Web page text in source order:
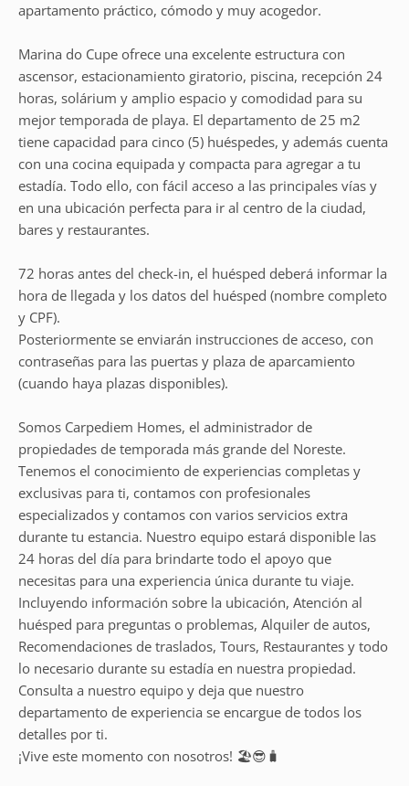
apartamento práctico, cómodo y muy acogedor.
Marina do Cupe ofrece una excelente estructura con
ascensor, estacionamiento giratorio, piscina, recepción 24
horas, solárium y amplio espacio y comodidad para su
mejor temporada de playa. El departamento de 25 m2
tiene capacidad para cinco (5) huéspedes, y además cuenta
con una cocina equipada y compacta para agregar a tu
estadía. Todo ello, con fácil acceso a las principales vías y
en una ubicación perfecta para ir al centro de la ciudad,
bares y restaurantes.
72 horas antes del check-in, el huésped deberá informar la
hora de llegada y los datos del huésped (nombre completo
y CPF).
Posteriormente se enviarán instrucciones de acceso, con
contraseñas para las puertas y plaza de aparcamiento
(cuando haya plazas disponibles).
Somos Carpediem Homes, el administrador de
propiedades de temporada más grande del Noreste.
Tenemos el conocimiento de experiencias completas y
exclusivas para ti, contamos con profesionales
especializados y contamos con varios servicios extra
durante tu estancia. Nuestro equipo estará disponible las
24 horas del día para brindarte todo el apoyo que
necesitas para una experiencia única durante tu viaje.
Incluyendo información sobre la ubicación, Atención al
huésped para preguntas o problemas, Alquiler de autos,
Recomendaciones de traslados, Tours, Restaurantes y todo
lo necesario durante su estadía en nuestra propiedad.
Consulta a nuestro equipo y deja que nuestro
departamento de experiencia se encargue de todos los
detalles por ti.
¡Vive este momento con nosotros! 🏖️😎🧳